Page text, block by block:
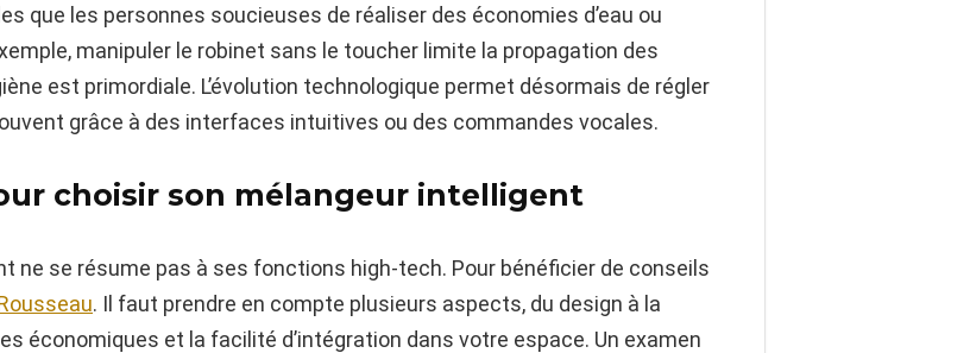
que les personnes soucieuses de réaliser des économies d’eau ou
manipuler le robinet sans le toucher limite la propagation des
est primordiale. L’évolution technologique permet désormais de régler
grâce à des interfaces intuitives ou des commandes vocales.
choisir son mélangeur intelligent
ne se résume pas à ses fonctions high-tech. Pour bénéficier de conseils
. Il faut prendre en compte plusieurs aspects, du design à la
économiques et la facilité d’intégration dans votre espace. Un examen